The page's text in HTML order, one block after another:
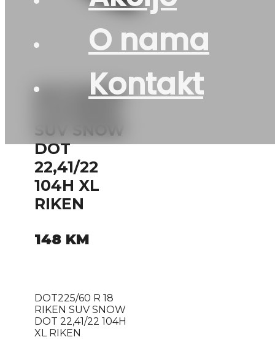
O nama
Kontakt
DOT225/60
DOT
22,41/22
104H XL
RIKEN
148 KM
DOT225/60 R 18
RIKEN SUV SNOW
DOT 22,41/22 104H
XL RIKEN